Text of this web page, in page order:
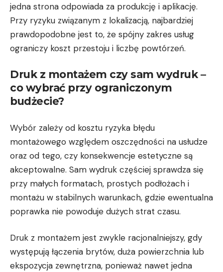
jedna strona odpowiada za produkcję i aplikację.
Przy ryzyku związanym z lokalizacją, najbardziej
prawdopodobne jest to, że spójny zakres usług
ograniczy koszt przestoju i liczbę powtórzeń.
Druk z montażem czy sam wydruk –
co wybrać przy ograniczonym
budżecie?
Wybór zależy od kosztu ryzyka błędu
montażowego względem oszczędności na usłudze
oraz od tego, czy konsekwencje estetyczne są
akceptowalne. Sam wydruk częściej sprawdza się
przy małych formatach, prostych podłożach i
montażu w stabilnych warunkach, gdzie ewentualna
poprawka nie powoduje dużych strat czasu.
Druk z montażem jest zwykle racjonalniejszy, gdy
występują łączenia brytów, duża powierzchnia lub
ekspozycja zewnętrzna, ponieważ nawet jedna